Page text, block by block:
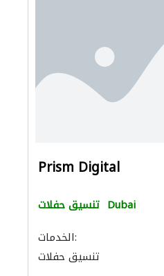
Prism Digital
تنسيق حفلات Dubai
الخدمات:
تنسيق حفلات